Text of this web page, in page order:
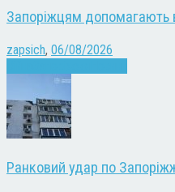
Запоріжцям допомагають
zapsich, 06/08/2026
Ранковий удар по